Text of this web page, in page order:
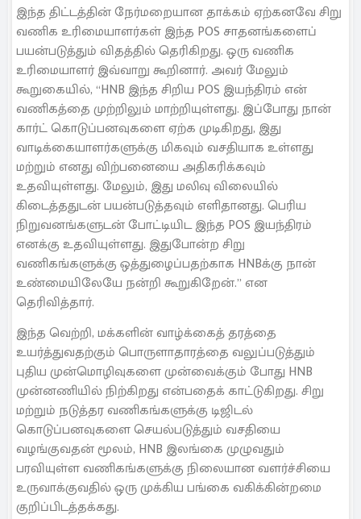
இந்த திட்டத்தின் நேர்மறையான தாக்கம் ஏற்கனவே சிறு
வணிக உரிமையாளர்கள் இந்த POS சாதனங்களைப்
பயன்படுத்தும் விதத்தில் தெரிகிறது. ஒரு வணிக
உரிமையாளர் இவ்வாறு கூறினார். அவர் மேலும்
கூறுகையில், “HNB இந்த சிறிய POS இயந்திரம் என்
வணிகத்தை முற்றிலும் மாற்றியுள்ளது. இப்போது நான்
கார்ட் கொடுப்பனவுகளை ஏற்க முடிகிறது, இது
வாடிக்கையாளர்களுக்கு மிகவும் வசதியாக உள்ளது
மற்றும் எனது விற்பனையை அதிகரிக்கவும்
உதவியுள்ளது. மேலும், இது மலிவு விலையில்
கிடைத்ததுடன் பயன்படுத்தவும் எளிதானது. பெரிய
நிறுவனங்களுடன் போட்டியிட இந்த POS இயந்திரம்
எனக்கு உதவியுள்ளது. இதுபோன்ற சிறு
வணிகங்களுக்கு ஒத்துழைப்பதற்காக HNBக்கு நான்
உண்மையிலேயே நன்றி கூறுகிறேன்.” என
தெரிவித்தார்.
இந்த வெற்றி, மக்களின் வாழ்க்கைத் தரத்தை
உயர்த்துவதற்கும் பொருளாதாரத்தை வலுப்படுத்தும்
புதிய முன்மொழிவுகளை முன்வைக்கும் போது HNB
முன்னணியில் நிற்கிறது என்பதைக் காட்டுகிறது. சிறு
மற்றும் நடுத்தர வணிகங்களுக்கு டிஜிடல்
கொடுப்பனவுகளை செயல்படுத்தும் வசதியை
வழங்குவதன் மூலம், HNB இலங்கை முழுவதும்
பரவியுள்ள வணிகங்களுக்கு நிலையான வளர்ச்சியை
உருவாக்குவதில் ஒரு முக்கிய பங்கை வகிக்கின்றமை
குறிப்பிடத்தக்கது.